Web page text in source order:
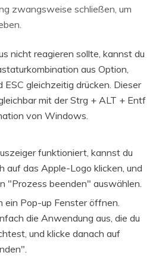
zwangsweise schließen, um
nicht reagieren sollte, kannst du
aus Option,
ESC gleichzeitig drücken. Dieser
mit der Strg + ALT + Entf
von Windows.
funktioniert, kannst du
auf das Apple-Logo klicken, und
"Prozess beenden" auswählen.
ein Pop-up Fenster öffnen.
die Anwendung aus, die du
und klicke danach auf